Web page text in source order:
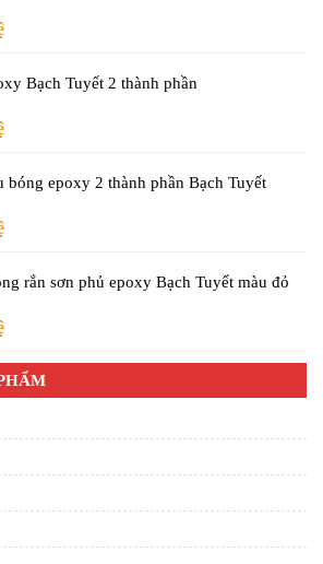
Bạch Tuyết 2 thành phần
bóng epoxy 2 thành phần Bạch Tuyết
rắn sơn phủ epoxy Bạch Tuyết màu đỏ